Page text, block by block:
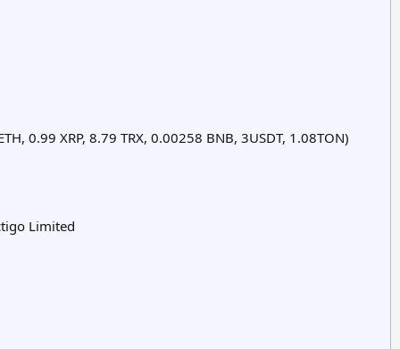
0.99 XRP, 8.79 TRX, 0.00258 BNB, 3USDT, 1.08TON)
Limited